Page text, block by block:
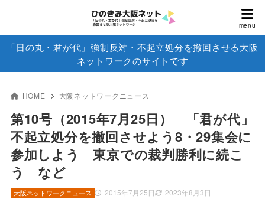
「日の丸・君が代」強制反対・不起立処分を撤回させる大阪
ネットワークのサイトです
HOME 大阪ネットワークニュース
第10号（2015年7月25日） 「君が代」
不起立処分を撤回させよう8・29集会に
参加しよう 東京での裁判勝利に続こ
う など
2015年7月25日 2023年8月3日
大阪ネットワークニュース